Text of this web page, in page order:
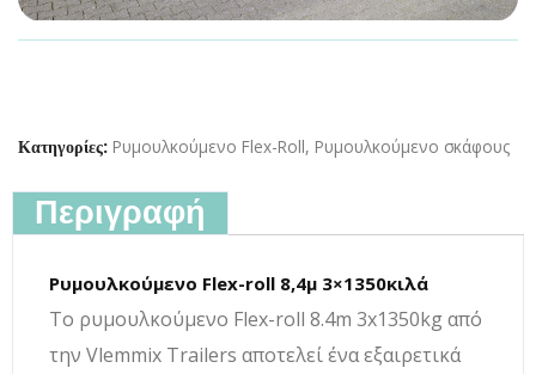
Κατηγορίες: Ρυμουλκούμενο Flex-Roll, Ρυμουλκούμενο σκάφους
Περιγραφή
Ρυμουλκούμενο Flex-roll 8,4μ 3×1350κιλά
Το ρυμουλκούμενο Flex-roll 8.4m 3x1350kg από
την Vlemmix Trailers αποτελεί ένα εξαιρετικά